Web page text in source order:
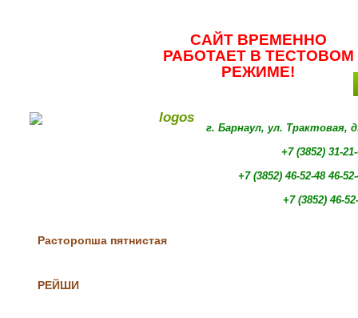
САЙТ ВРЕМЕННО
РАБОТАЕТ В ТЕСТОВОМ
РЕЖИМЕ!
Расторопша пятнистая
РЕЙШИ
г. Барнаул, ул. Трактовая,
+7 (3852) 31-
+7 (3852) 46-52-48 46-
+7 (3852) 46-